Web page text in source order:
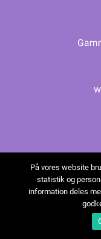
På vores website
statistik og
information deles